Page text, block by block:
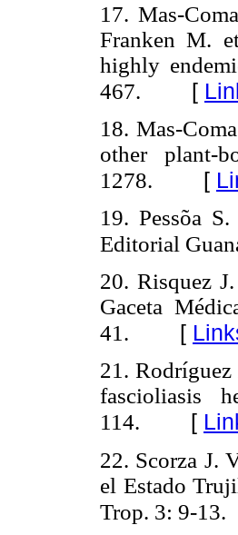
17. Mas-
Franken M.
highly
467. [
18. Mas-
other plant-
1278. [
19. Pessõa
Editorial
20. Risquez
Gaceta
41. [
21.
fascioliasis
114. [
22. Scorza J.
el Estado
Trop. 3: 9-13.